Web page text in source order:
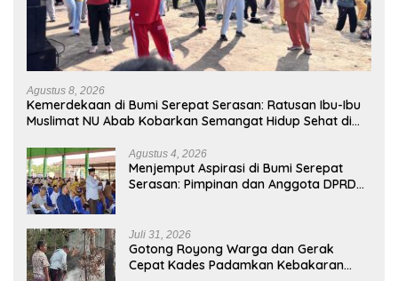
Agustus 8, 2026
Kemerdekaan di Bumi Serepat Serasan: Ratusan Ibu-Ibu
Muslimat NU Abab Kobarkan Semangat Hidup Sehat di
Agustus 4, 2026
Menjemput Aspirasi di Bumi Serepat
Serasan: Pimpinan dan Anggota DPRD
2026
Juli 31, 2026
Gotong Royong Warga dan Gerak
Cepat Kades Padamkan Kebakaran